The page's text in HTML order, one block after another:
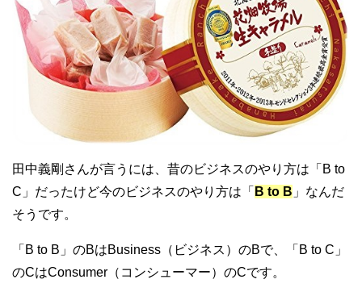
田中義剛さんが言うには、昔のビジネスのやり方は「B to
C」だったけど今のビジネスのやり方は「 B to B 」なんだ
そうです。
「B to B」のBはBusiness（ビジネス）のBで、「B to C」
のCはConsumer（コンシューマー）のCです。